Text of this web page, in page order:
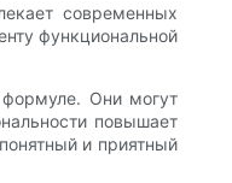
современных
функциональной
формуле. Они могут
повышает
и приятный